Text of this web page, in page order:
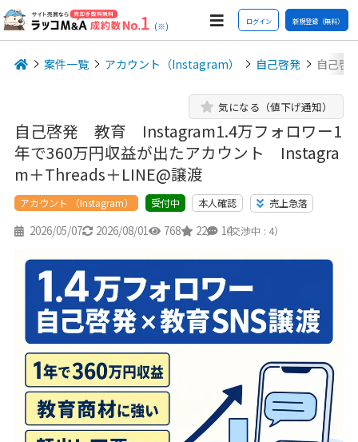
(※) ログイン 新規登録（無料）
案件一覧 アカウント（Instagram） 自己啓発 自己
自己啓発 教育 Instagram1.4万フォロワー1
年で360万円収益が出たアカウント Instagra
m＋Threads＋LINE@譲渡
気になる（値下げ通知）
アカウント （Instagram） 受付中 本人確認 売上急落
2026/05/07 2026/08/01 768 22 14
（交渉中 : 4）